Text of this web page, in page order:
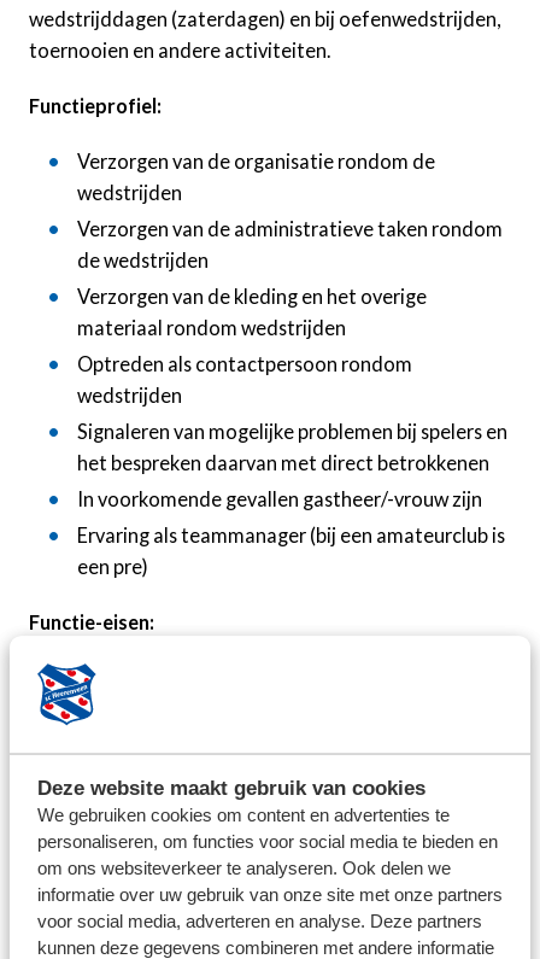
Deze website maakt gebruik van cookies
We gebruiken cookies om content en advertenties te
personaliseren, om functies voor social media te bieden en
om ons websiteverkeer te analyseren. Ook delen we
informatie over uw gebruik van onze site met onze partners
voor social media, adverteren en analyse. Deze partners
kunnen deze gegevens combineren met andere informatie
wedstrijddagen (zaterdagen) en bij oefenwedstrijden,
toernooien en andere activiteiten.
Functieprofiel:
Verzorgen van de organisatie rondom de
wedstrijden
Verzorgen van de administratieve taken rondom
de wedstrijden
Verzorgen van de kleding en het overige
materiaal rondom wedstrijden
Optreden als contactpersoon rondom
wedstrijden
Signaleren van mogelijke problemen bij spelers en
het bespreken daarvan met direct betrokkenen
In voorkomende gevallen gastheer/-vrouw zijn
Ervaring als teammanager (bij een amateurclub is
een pre)
Functie-eisen:
Rijbewijs B
Representatief
Sociaal vaardig
Communicatief (in woord en geschrift)
Omgang met social media
Reageren
Lijkt het je leuk om als teammanager een steentje bij te
dragen aan de jeugdacademie of wil je meer